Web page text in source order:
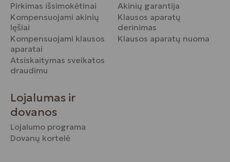
Pirkimas išsimokėtinai
Kompensuojami akinių
lęšiai
Kompensuojami klausos
aparatai
Atsiskaitymas sveikatos
draudimu
Akinių garantija
Klausos aparatų
derinimas
Klausos aparatų nuoma
Lojalumas ir
dovanos
Lojalumo programa
Dovanų kortelė